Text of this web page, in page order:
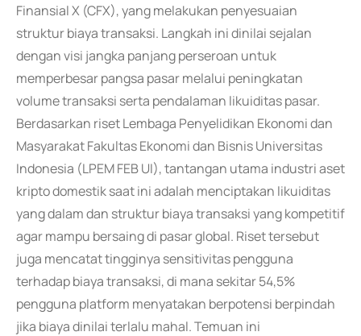
Finansial X (CFX), yang melakukan penyesuaian
struktur biaya transaksi. Langkah ini dinilai sejalan
dengan visi jangka panjang perseroan untuk
memperbesar pangsa pasar melalui peningkatan
volume transaksi serta pendalaman likuiditas pasar.
Berdasarkan riset Lembaga Penyelidikan Ekonomi dan
Masyarakat Fakultas Ekonomi dan Bisnis Universitas
Indonesia (LPEM FEB UI), tantangan utama industri aset
kripto domestik saat ini adalah menciptakan likuiditas
yang dalam dan struktur biaya transaksi yang kompetitif
agar mampu bersaing di pasar global. Riset tersebut
juga mencatat tingginya sensitivitas pengguna
terhadap biaya transaksi, di mana sekitar 54,5%
pengguna platform menyatakan berpotensi berpindah
jika biaya dinilai terlalu mahal. Temuan ini